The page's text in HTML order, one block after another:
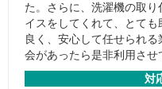
た。さらに、洗濯機の取
イスをしてくれて、とて
良く、安心して任せられ
会があったら是非利用させ
対